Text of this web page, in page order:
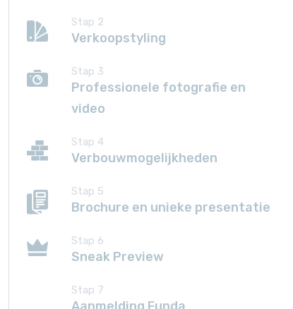
Verkoopstyling
Stap 2
Professionele fotografie en
video
Stap 3
Verbouwmogelijkheden
Stap 4
Brochure en unieke presentatie
Stap 5
Sneak Preview
Stap 6
Stap 7